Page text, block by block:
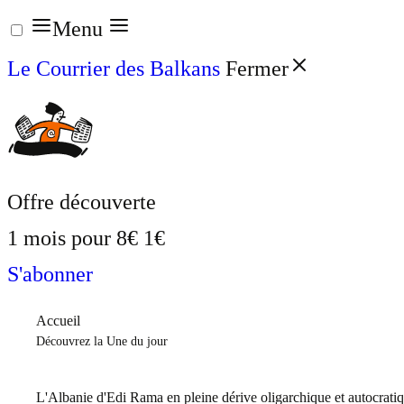
Aller
au
contenu
Menu
Le Courrier des Balkans Fermer
Offre découverte
1 mois pour 8€ 1€
S'abonner
Accueil
Découvrez la Une du jour
L'Albanie d'Edi Rama en pleine dérive oligarchique et